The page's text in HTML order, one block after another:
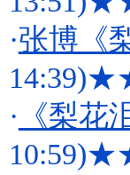
·张博《
14:39)
· 《梨
10:59)